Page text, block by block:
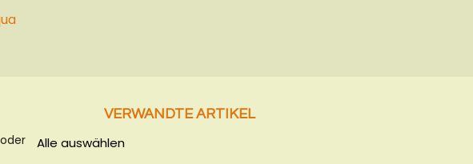
VERWANDTE ARTIKEL
Alle auswählen